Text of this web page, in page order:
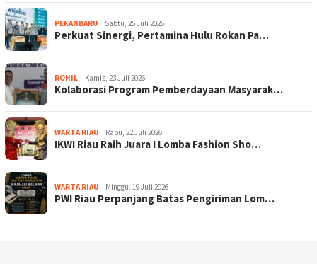
PEKANBARU Sabtu, 25 Juli 2026
Perkuat Sinergi, Pertamina Hulu Rokan Pa…
ROHIL Kamis, 23 Juli 2026
Kolaborasi Program Pemberdayaan Masyarak…
WARTA RIAU Rabu, 22 Juli 2026
IKWI Riau Raih Juara I Lomba Fashion Sho…
WARTA RIAU Minggu, 19 Juli 2026
PWI Riau Perpanjang Batas Pengiriman Lom…